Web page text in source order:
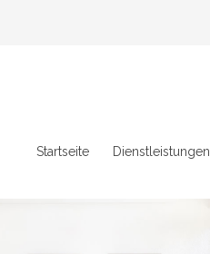
Startseite Dienstleistungen